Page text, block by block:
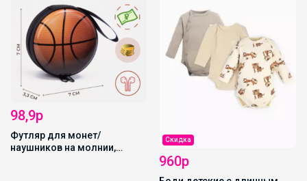
Скидка Скидка
421,4р